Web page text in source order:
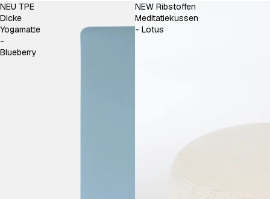
NEU TPE
Dicke
Yogamatte
-
Blueberry
NEW Ribstoffen
Meditatiekussen
- Lotus